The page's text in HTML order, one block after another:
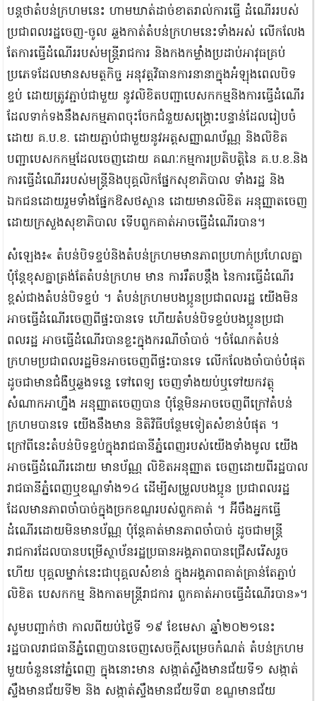
បន្តថាតំបន់ក្រហមនេះ ហាមឃាត់ដាច់ខាតរាល់ការធ្វើ ដំណើររបស់
ប្រជាពលរដ្ឋចេញ-ចូល ឆ្លងកាត់តំបន់ក្រហមនេះទាំងអស់ លើកលែង
តែការធ្វើដំណើររបស់មន្ត្រីរាជការ និងកងកម្លាំងប្រដាប់អាវុធគ្រប់
ប្រភេទដែលមានសមត្ថកិច្ច អនុវត្តវិធានការនានាក្នុងអំឡុងពេលបិទ
ខ្ទប់ ដោយត្រូវភ្ជាប់ជាមួយ នូវលិខិតបញ្ជាបេសកកម្មនិងការធ្វើដំណើរ
ដែលទាក់ទងនឹងសកម្មភាពចុះចែកជំនួយសង្គ្រោះបន្ទាន់ដែលរៀបចំ
ដោយ គ.ប.ខ. ដោយភ្ជាប់ជាមួយនូវអត្តសញ្ញាណប័ណ្ណ និងលិខិត
បញ្ជាបេសកកម្មដែលចេញដោយ គណៈកម្មការប្រតិបត្តិនៃ គ.ប.ខ.និង
ការធ្វើដំណើររបស់មន្ត្រីនិងបុគ្គលិកផ្នែកសុខាភិបាល ទាំងរដ្ឋ និង
ឯកជនដោយរួមទាំងផ្នែកឱសថស្ថាន ដោយមានលិខិត អនុញ្ញាតចេញ
ដោយក្រសួងសុខាភិបាល ទើបពួកគាត់អាចធ្វើដំណើរបាន។
សំឡេង៖« តំបន់បិទខ្ទប់និងតំបន់ក្រហមមានភាពប្រហាក់ប្រហែលគ្នា
ប៉ុន្តែខុសគ្នាត្រង់តែតំបន់ក្រហម មាន ការរឹតបន្តឹង នៃការធ្វើដំណើរ
ខ្ពស់ជាងតំបន់បិទខ្ទប់ ។ តំបន់ក្រហមបងប្អូនប្រជាពលរដ្ឋ យើងមិន
អាចធ្វើដំណើរចេញពីផ្ទះបានទេ ហើយតំបន់បិទខ្ទប់បងប្អូនប្រជា
ពលរដ្ឋ អាចធ្វើដំណើរបានខ្លះក្នុងករណីចាំបាច់ ។ចំណែកតំបន់
ក្រហមប្រជាពលរដ្ឋមិនអាចចេញពីផ្ទះបានទេ លើកលែងចាំបាច់បំផុត
ដូចជាមានជំងឺឬឆ្លងទន្លេ ទៅពេទ្យ ចេញទាំងយប់ឬទៅយកវត្ថុ
សំណាកអាហ្នឹង អនុញ្ញាតចេញបាន ប៉ុន្តែមិនអាចចេញពីក្រៅតំបន់
ក្រហមបានទេ យើងនឹងមាន និតិវិធីបន្ថែមទៀតសំខាន់បំផុត ។
ក្រៅពីនេះតំបន់បិទខ្ទប់ក្នុងរាជធានីភ្នំពេញរបស់យើងទាំងមូល យើង
អាចធ្វើដំណើរដោយ មានប័ណ្ណ លិខិតអនុញ្ញាត ចេញដោយពីរដ្ឋបាល
រាជធានីភ្នំពេញឬខណ្ឌទាំង១៤ ដើម្បីសម្រួលបងប្អូន ប្រជាពលរដ្ឋ
ដែលមានភាពចាំបាច់ក្នុងច្រកខណ្ឌរបស់ពួកគាត់ ។ អ៊ីចឹងអ្នកធ្វើ
ដំណើរដោយមិនមានប័ណ្ណ ប៉ុន្តែគាត់មានភាពចាំបាច់ ដូចជាមន្ត្រី
រាជការដែលបានបម្រើស្ថាប័នរដ្ឋប្រធានអង្គភាពបានជ្រើសរើសរួច
ហើយ បុគ្គលម្នាក់នេះជាបុគ្គលសំខាន់ ក្នុងអង្គភាពគាត់គ្រាន់តែភ្ជាប់
លិខិត បេសកកម្ម និងកាតមន្ត្រីរាជការ ពួកគាត់អាចធ្វើដំណើរបាន»។
សូមបញ្ជាក់ថា កាលពីយប់ថ្ងៃទី ១៩ ខែមេសា ឆ្នាំ២០២១នេះ
រដ្ឋបាលរាជធានីភ្នំពេញបានចេញសេចក្តីសម្រេចកំណត់ តំបន់ក្រហម
មួយចំនួននៅភ្នំពេញ ក្នុងនោះមាន សង្កាត់ស្ទឹងមានជ័យទី១ សង្កាត់
ស្ទឹងមានជ័យទី២ និង សង្កាត់ស្ទឹងមានជ័យទី៣ ខណ្ឌមានជ័យ